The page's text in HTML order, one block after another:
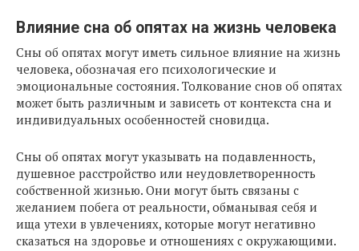
Влияние сна об опятах на жизнь человека
Сны об опятах могут иметь сильное влияние на жизнь
человека, обозначая его психологические и
эмоциональные состояния. Толкование снов об опятах
может быть различным и зависеть от контекста сна и
индивидуальных особенностей сновидца.
Сны об опятах могут указывать на подавленность,
душевное расстройство или неудовлетворенность
собственной жизнью. Они могут быть связаны с
желанием побега от реальности, обманывая себя и
ища утехи в увлечениях, которые могут негативно
сказаться на здоровье и отношениях с окружающими.